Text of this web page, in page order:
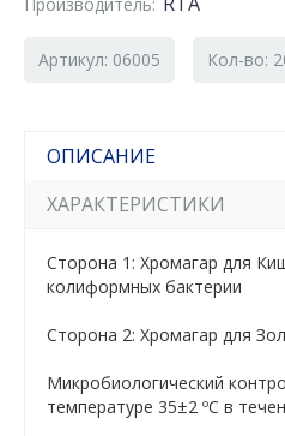
Артикул: 06005 Кол-во:
ОПИСАНИЕ
ХАРАКТЕРИСТИКИ
Сторона 1: Хромагар для
колиформных бактерии
Сторона 2: Хромагар для
Микробиологический
температуре 35±2 ºC в